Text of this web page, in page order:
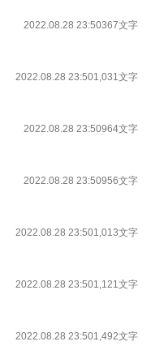
2022.08.28 23:50367文字
2022.08.28 23:501,031文字
2022.08.28 23:50964文字
2022.08.28 23:50956文字
2022.08.28 23:501,013文字
2022.08.28 23:501,121文字
2022.08.28 23:501,492文字